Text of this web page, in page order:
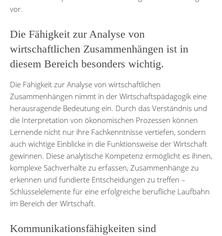
vor.
Die Fähigkeit zur Analyse von
wirtschaftlichen Zusammenhängen ist in
diesem Bereich besonders wichtig.
Die Fähigkeit zur Analyse von wirtschaftlichen
Zusammenhängen nimmt in der Wirtschaftspädagogik eine
herausragende Bedeutung ein. Durch das Verständnis und
die Interpretation von ökonomischen Prozessen können
Lernende nicht nur ihre Fachkenntnisse vertiefen, sondern
auch wichtige Einblicke in die Funktionsweise der Wirtschaft
gewinnen. Diese analytische Kompetenz ermöglicht es ihnen,
komplexe Sachverhalte zu erfassen, Zusammenhänge zu
erkennen und fundierte Entscheidungen zu treffen –
Schlüsselelemente für eine erfolgreiche berufliche Laufbahn
im Bereich der Wirtschaft.
Kommunikationsfähigkeiten sind